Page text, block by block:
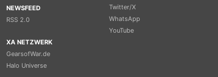
NEWSFEED
RSS 2.0
Twitter/X
WhatsApp
YouTube
XA NETZWERK
GearsofWar.de
Halo Universe